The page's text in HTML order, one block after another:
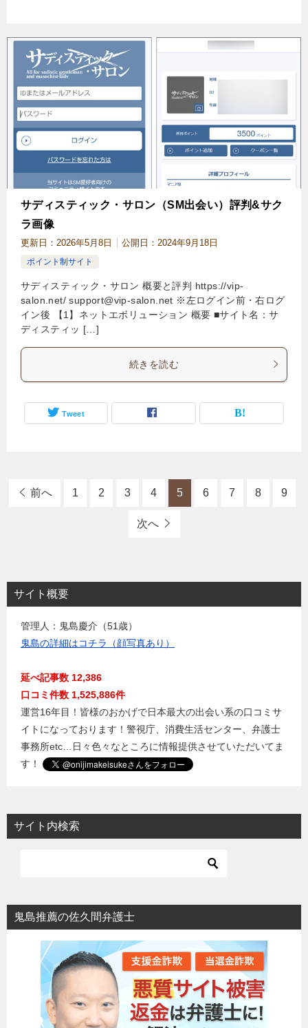
サディスティック・サロン（SM出会い）評判&サク
ラ画像
更新日： 2026年5月8日 公開日： 2024年9月18日
ポイント制サイト
サディスティック・サロン 概要と評判 https://vip-
salon.net/support@vip-salon.net ※左ログイン前・右ログ
イン後 【1】ネットエボリューション 概要 ■サイト名：サ
ディスティッ […]
続きを読む
Tweet
前へ 1 2 3 4 5 6 7 8 9
次へ
サイト概要
管理人：鬼島慶介（51歳）
鬼島の詳細はコチラ（顔写真あり）
延べ記事数 12,386
口コミ件数 1,525,886件
運営16年目！皆様のおかげで日本最大の出会い系の口コミサ
イトになっております！警視庁、消費生活センター、弁護士
事務所etc…日々色々なところに情報提供させていただいてま
す！
サイト内検索
鬼島推薦の佐久間弁護士